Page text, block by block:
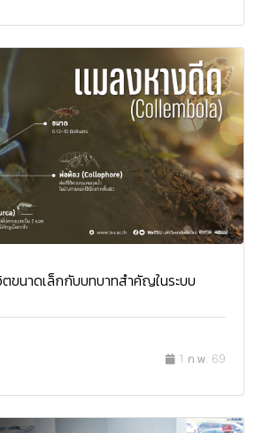
ขนาดเล็กกับบทบาทสำคัญในระบบ
1 ก.พ. 69